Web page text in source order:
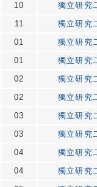
10
獨立研究
11
獨立研究
01
獨立研究
01
獨立研究
02
獨立研究
02
獨立研究
03
獨立研究
03
獨立研究
04
獨立研究
04
獨立研究